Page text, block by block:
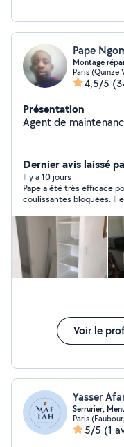
Pape
Montage
Paris (Quinze
4,5/5
Présentation
Agent de
Dernier avis laissé
Il y a 10 jours
Pape a été très efficace
coulissantes bloquées. Il
Voir le
Yasser
Serrurier,
Paris
5/5 (1